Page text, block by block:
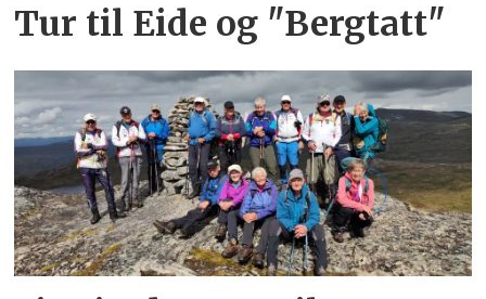
Tur til Eide og "Bergtatt"